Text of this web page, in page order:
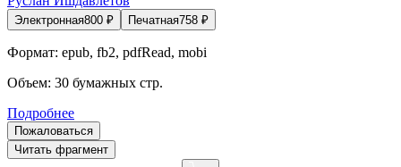
Электронная800 ₽ Печатная758 ₽
Формат: epub, fb2, pdfRead, mobi
Объем: 30 бумажных стр.
Подробнее
Пожаловаться
Читать фрагмент